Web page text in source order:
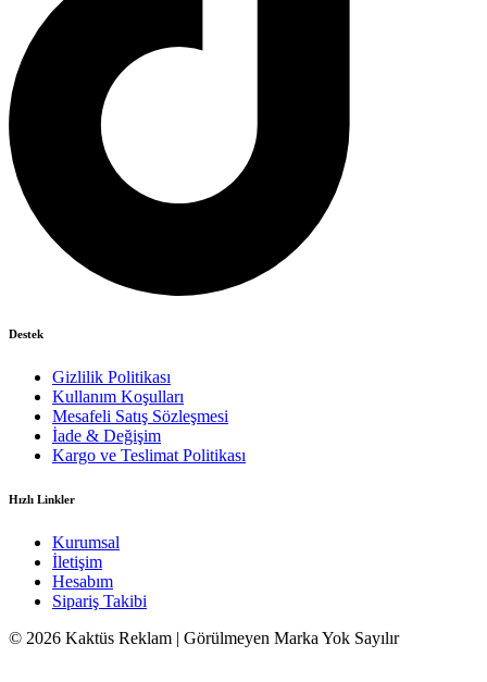
Destek
Gizlilik Politikası
Kullanım Koşulları
Mesafeli Satış Sözleşmesi
İade & Değişim
Kargo ve Teslimat Politikası
Hızlı Linkler
Kurumsal
İletişim
Hesabım
Sipariş Takibi
© 2026 Kaktüs Reklam | Görülmeyen Marka Yok Sayılır